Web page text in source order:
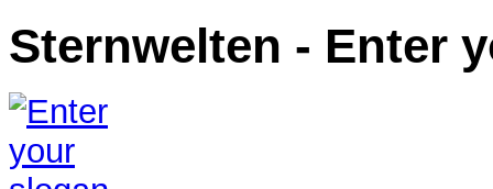
Sternwelten - Enter